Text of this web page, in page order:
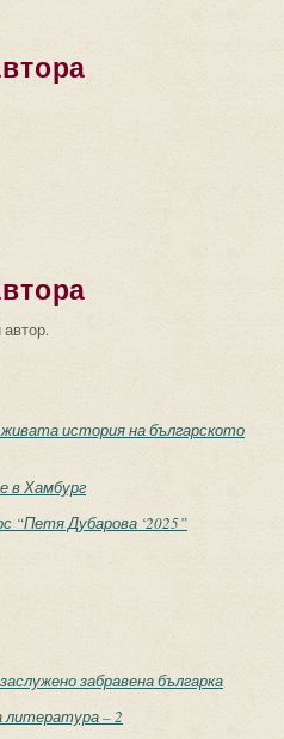
история на българското
в Хамбург
“Петя Дубарова ‘2025”
забравена българка
литература – 2